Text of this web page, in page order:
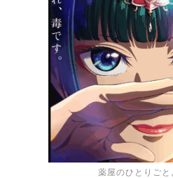
薬屋のひとりごと